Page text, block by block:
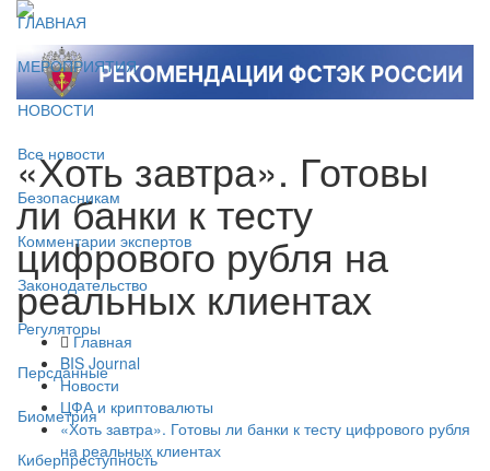
ГЛАВНАЯ
МЕРОПРИЯТИЯ
НОВОСТИ
Все новости
Безопасникам
Комментарии экспертов
Законодательство
Регуляторы
Персданные
Биометрия
Киберпреступность
«Хоть завтра». Готовы
ли банки к тесту
цифрового рубля на
реальных клиентах
Главная
BIS Journal
Новости
ЦФА и криптовалюты
«Хоть завтра». Готовы ли банки к тесту цифрового рубля
на реальных клиентах